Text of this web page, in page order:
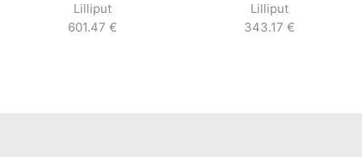
Lilliput
601.47 €
Lilliput
343.17 €